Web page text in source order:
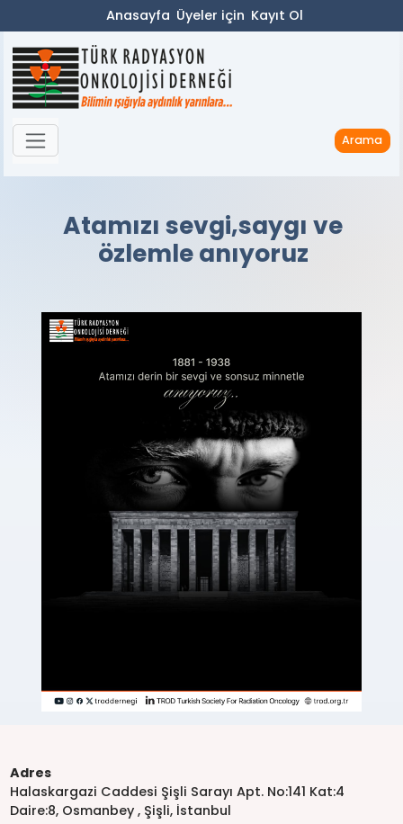
Anasayfa Üyeler için Kayıt Ol
Arama
Atamızı sevgi,saygı ve
özlemle anıyoruz
Adres
Halaskargazi Caddesi Şişli Sarayı Apt. No:141 Kat:4
Daire:8, Osmanbey , Şişli, İstanbul